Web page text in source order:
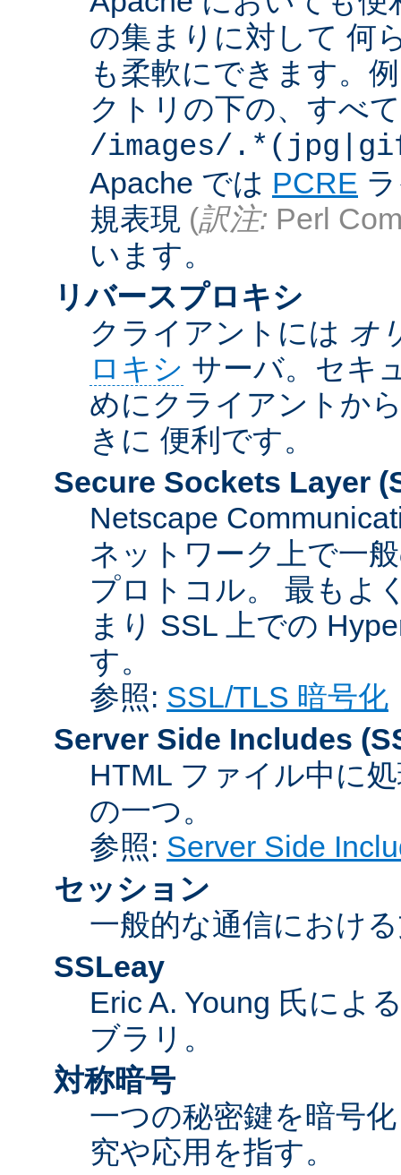
の集まりに対して 何
も柔軟にできます。
クトリの下の、すべ
/images/
Apache では PCRE
規表現 (訳注: Perl
います。
リバースプロキシ
クライアントには オ
ロキシ サーバ。セキ
めにクライアントか
きに 便利です。
Secure Sockets Layer
Netscape
ネットワーク上で一
プロトコル。 最もよ
まり SSL 上での
す。
参照: SSL/TLS 暗号化
Server Side Includes
HTML ファイル中に
の一つ。
参照: Server Side
セッション
一般的な通信におけ
SSLeay
Eric A. Young 氏によ
ブラリ。
対称暗号
一つの秘密鍵を暗号
究や応用を指す。